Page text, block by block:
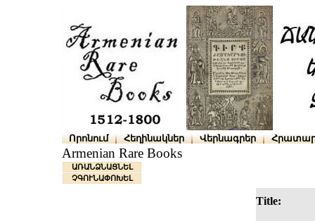
Որոնում Հեղինակներ Վերնագրեր
Armenian Rare Books
ԱՌԱՆՁՆԱՑՆԵԼ
ՉԳՈՒՆԱՓՈԽԵԼ
Title: